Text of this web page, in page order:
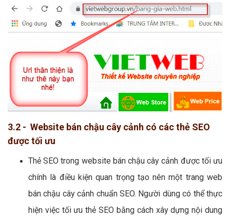
3.2 - Website bán chậu cây cảnh có các thẻ SEO
được tối ưu
Thẻ SEO trong website bán chậu cây cảnh được tối ưu
chính là điều kiện quan trọng tạo nên một trang web
bán chậu cây cảnh chuẩn SEO. Người dùng có thể thực
hiện việc tối ưu thẻ SEO bằng cách xây dựng nội dung